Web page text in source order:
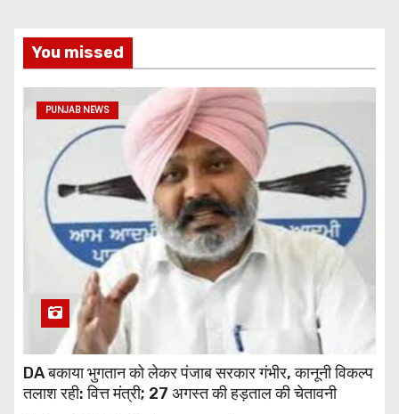
You missed
PUNJAB NEWS
DA बकाया भुगतान को लेकर पंजाब सरकार गंभीर, कानूनी विकल्प
तलाश रही: वित्त मंत्री; 27 अगस्त की हड़ताल की चेतावनी